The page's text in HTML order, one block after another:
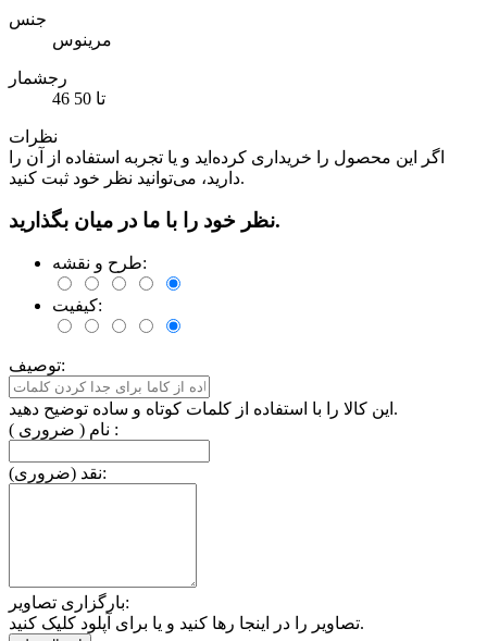
جنس
مرینوس
رجشمار
46 تا 50
نظرات
اگر این محصول را خریداری کرده‌اید و یا تجربه استفاده از آن را
دارید، می‌توانید نظر خود ثبت کنید.
نظر خود را با ما در میان بگذارید.
طرح و نقشه:
کیفیت:
توصیف:
این کالا را با استفاده از کلمات کوتاه و ساده توضیح دهید.
نام ( ضروری ) :
نقد (ضروری):
بارگزاری تصاویر:
تصاویر را در اینجا رها کنید و یا برای آپلود کلیک کنید.